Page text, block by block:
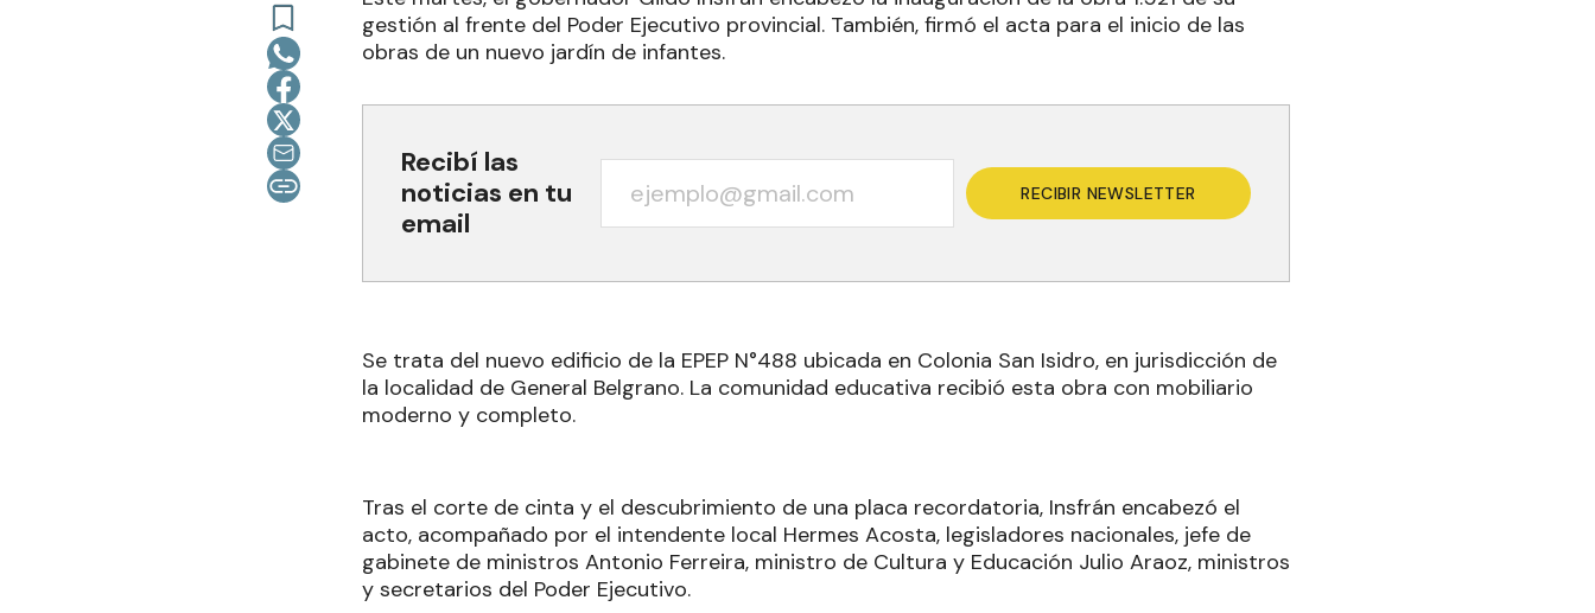
gestión al frente del Poder Ejecutivo provincial. También, firmó el acta para el inicio de las
obras de un nuevo jardín de infantes.
Recibí las
noticias en tu
email
RECIBIR NEWSLETTER
Se trata del nuevo edificio de la EPEP N°488 ubicada en Colonia San Isidro, en jurisdicción de
la localidad de General Belgrano. La comunidad educativa recibió esta obra con mobiliario
moderno y completo.
Tras el corte de cinta y el descubrimiento de una placa recordatoria, Insfrán encabezó el
acto, acompañado por el intendente local Hermes Acosta, legisladores nacionales, jefe de
gabinete de ministros Antonio Ferreira, ministro de Cultura y Educación Julio Araoz, ministros
y secretarios del Poder Ejecutivo.